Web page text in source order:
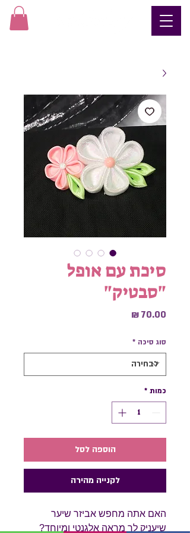
סיכת עם אופל
"סבטיק"
סוג סיכה *
כמות *
הוספה לסל
לקנייה מהירה
האם אתה מחפש אביזר שיער
שיעניק לך מראה אלגנטי ומיוחד?